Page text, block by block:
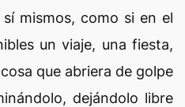
mismos, como si en el
un viaje, una fiesta,
que abriera de golpe
dejándolo libre